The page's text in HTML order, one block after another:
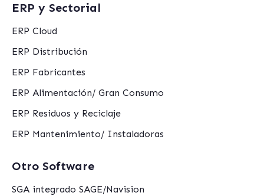
ERP y Sectorial
ERP Cloud
ERP Distribución
ERP Fabricantes
ERP Alimentación/ Gran Consumo
ERP Residuos y Reciclaje
ERP Mantenimiento/ Instaladoras
Otro Software
SGA integrado SAGE/Navision